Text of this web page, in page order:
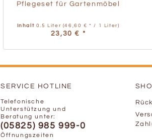
Pflegeset für Gartenmöbel
Inhalt 0.5 Liter (46,60 € * / 1 Liter)
23,30 € *
SERVICE HOTLINE
Telefonische
Unterstützung und
Beratung unter:
(05825) 985 999-0
Öffnungszeiten